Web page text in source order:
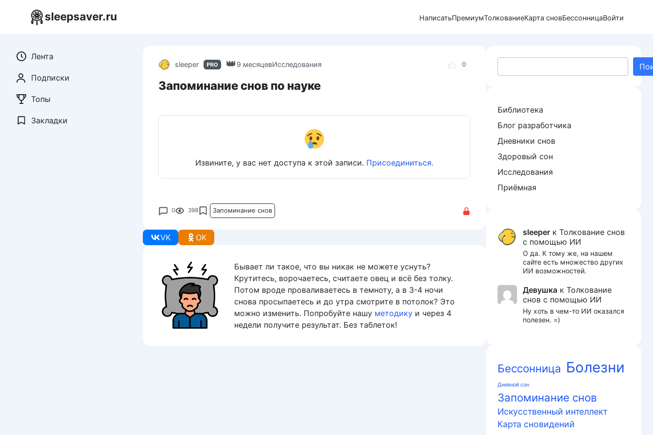
sleepsaver.ru НаписатьПремиумТолкованиеКарта сновБессонницаВойти
0
sleeper 9 месяцевИсследования
Запоминание снов по науке
Извините, у вас нет доступа к этой записи. Присоединиться.
0 398 Запоминание снов
VK OK
Бывает ли такое, что вы никак не можете уснуть?
Крутитесь, ворочаетесь, считаете овец и всё без толку.
Потом вроде проваливаетесь в темноту, а в 3-4 ночи
снова просыпаетесь и до утра смотрите в потолок? Это
можно изменить. Попробуйте нашу методику и через 4
недели получите результат. Без таблеток!
Лента
Подписки
Топы
Закладки
Библиотека
Блог разработчика
Дневники снов
Здоровый сон
Исследования
Приёмная
sleeper к Толкование снов
с помощью ИИ
О да. К тому же, на нашем
сайте есть множество других
ИИ возможностей.
Девушка к Толкование
снов с помощью ИИ
Ну хоть в чем-то ИИ оказался
полезен. =)
Бессонница Болезни
Дневной сон
Запоминание снов
Искусственный интеллект
Карта сновидений